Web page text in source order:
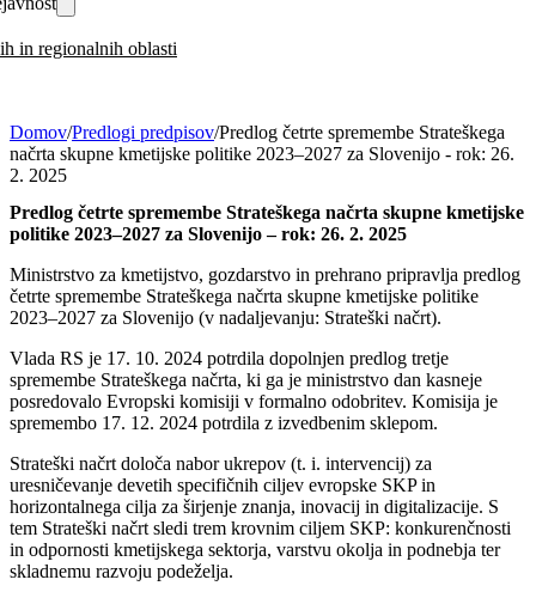
in regionalnih oblasti
Domov/Predlogi predpisov/Predlog četrte spremembe Strateškega
načrta skupne kmetijske politike 2023–2027 za Slovenijo - rok: 26.
2. 2025
Predlog četrte spremembe Strateškega načrta skupne kmetijske
politike 2023–2027 za Slovenijo – rok: 26. 2. 2025
Ministrstvo za kmetijstvo, gozdarstvo in prehrano pripravlja predlog
četrte spremembe Strateškega načrta skupne kmetijske politike
2023–2027 za Slovenijo (v nadaljevanju: Strateški načrt).
Vlada RS je 17. 10. 2024 potrdila dopolnjen predlog tretje
spremembe Strateškega načrta, ki ga je ministrstvo dan kasneje
posredovalo Evropski komisiji v formalno odobritev. Komisija je
spremembo 17. 12. 2024 potrdila z izvedbenim sklepom.
Strateški načrt določa nabor ukrepov (t. i. intervencij) za
uresničevanje devetih specifičnih ciljev evropske SKP in
horizontalnega cilja za širjenje znanja, inovacij in digitalizacije. S
tem Strateški načrt sledi trem krovnim ciljem SKP: konkurenčnosti
in odpornosti kmetijskega sektorja, varstvu okolja in podnebja ter
skladnemu razvoju podeželja.